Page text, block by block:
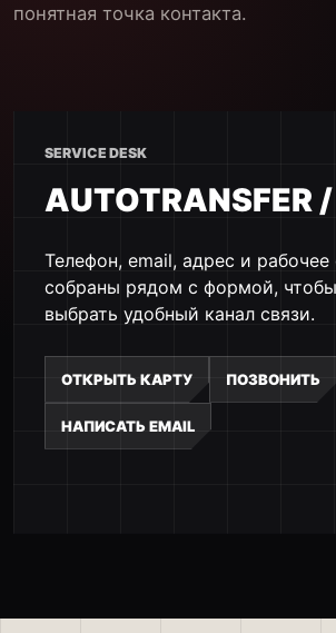
понятная точка контакта.
SERVICE DESK
AUTOTRANSFER
Телефон, email, адрес и рабочее
собраны рядом с формой,
выбрать удобный канал связи.
ОТКРЫТЬ КАРТУ ПОЗВОНИТЬ
НАПИСАТЬ EMAIL